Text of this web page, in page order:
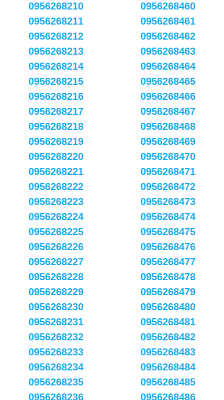
0956268210
0956268211
0956268212
0956268213
0956268214
0956268215
0956268216
0956268217
0956268218
0956268219
0956268220
0956268221
0956268222
0956268223
0956268224
0956268225
0956268226
0956268227
0956268228
0956268229
0956268230
0956268231
0956268232
0956268233
0956268234
0956268235
0956268236
0956268460
0956268461
0956268462
0956268463
0956268464
0956268465
0956268466
0956268467
0956268468
0956268469
0956268470
0956268471
0956268472
0956268473
0956268474
0956268475
0956268476
0956268477
0956268478
0956268479
0956268480
0956268481
0956268482
0956268483
0956268484
0956268485
0956268486